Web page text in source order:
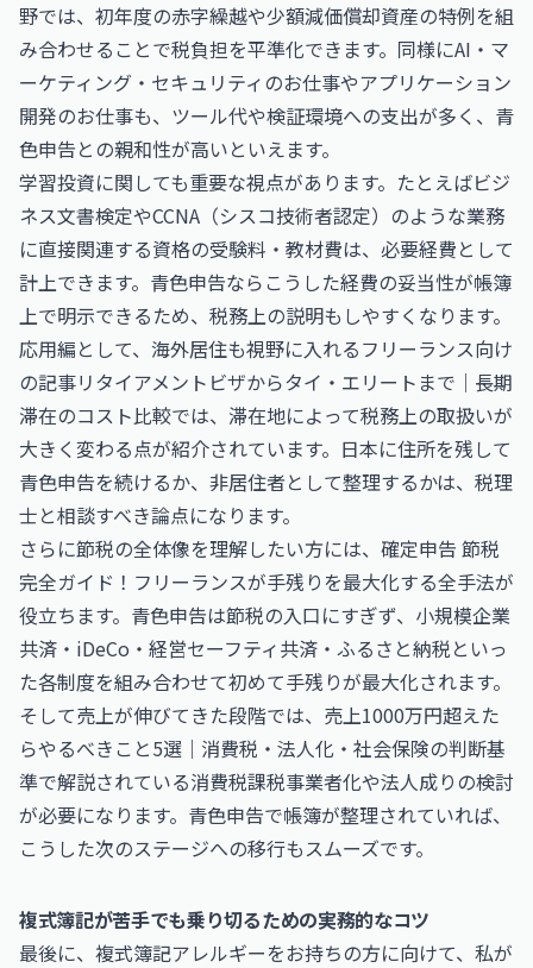
野では、初年度の赤字繰越や少額減価償却資産の特例を組
み合わせることで税負担を平準化できます。同様にAI・マ
ーケティング・セキュリティのお仕事やアプリケーション
開発のお仕事も、ツール代や検証環境への支出が多く、青
色申告との親和性が高いといえます。
学習投資に関しても重要な視点があります。たとえばビジ
ネス文書検定やCCNA（シスコ技術者認定） のような業務
に直接関連する資格の受験料・教材費は、必要経費として
計上できます。青色申告ならこうした経費の妥当性が帳簿
上で明示できるため、税務上の説明もしやすくなります。
応用編として、海外居住も視野に入れるフリーランス向け
の記事リタイアメントビザからタイ・エリートまで｜長期
滞在のコスト比較では、滞在地によって税務上の取扱いが
大きく変わる点が紹介されています。日本に住所を残して
青色申告を続けるか、非居住者として整理するかは、税理
士と相談すべき論点になります。
さらに節税の全体像を理解したい方には、 確定申告 節税
完全ガイド！フリーランスが手残りを最大化する全手法が
役立ちます。青色申告は節税の入口にすぎず、小規模企業
共済・iDeCo・経営セーフティ共済・ふるさと納税といっ
た各制度を組み合わせて初めて手残りが最大化されます。
そして売上が伸びてきた段階では、 売上1000万円超えた
らやるべきこと5選｜消費税・法人化・社会保険の判断基
準で解説されている消費税課税事業者化や法人成りの検討
が必要になります。青色申告で帳簿が整理されていれば、
こうした次のステージへの移行もスムーズです。
複式簿記が苦手でも乗り切るための実務的なコツ
最後に、複式簿記アレルギーをお持ちの方に向けて、私が